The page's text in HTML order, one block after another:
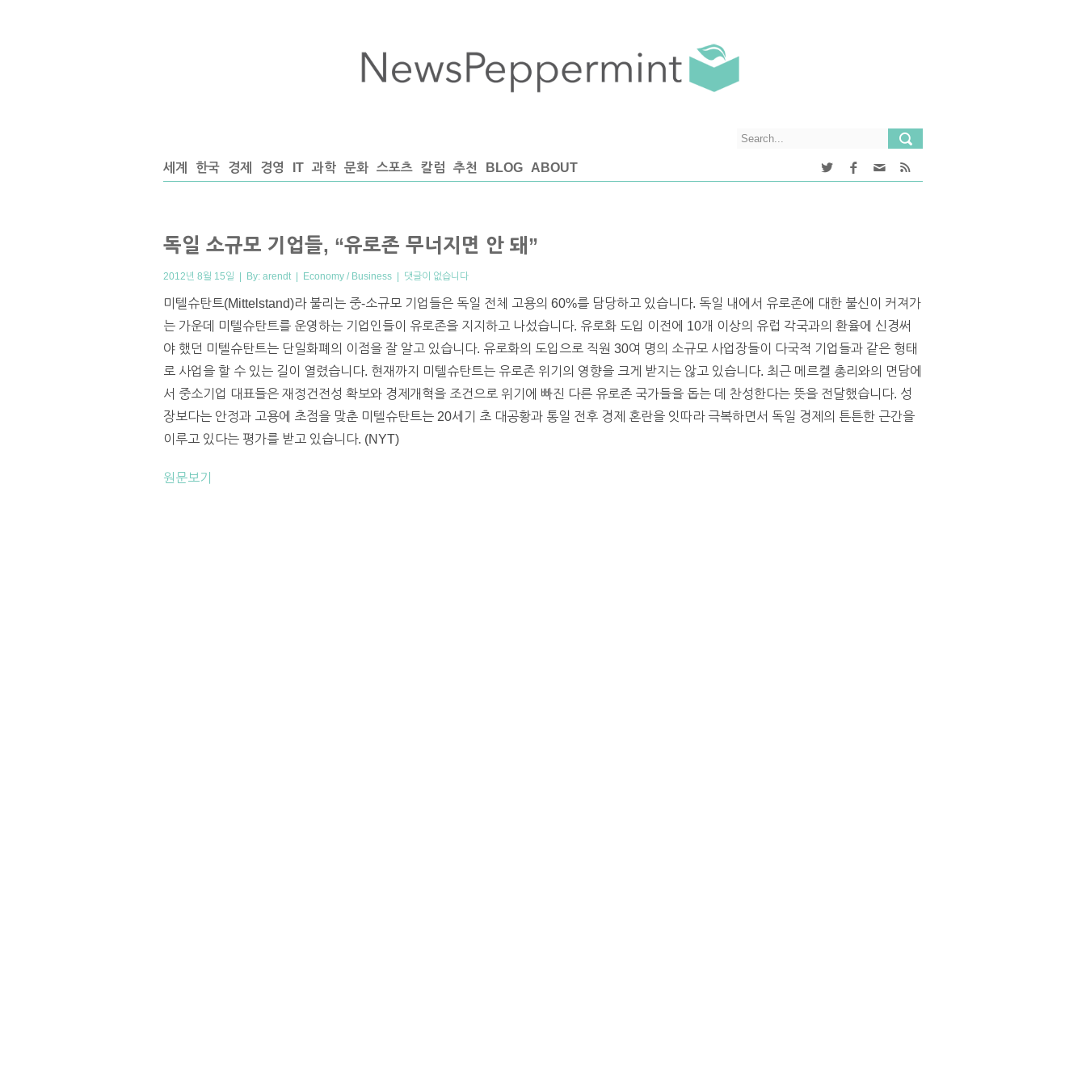
세계 한국 경제 경영 IT 과학 문화 스포츠 칼럼 추천 BLOG ABOUT
독일 소규모 기업들, “유로존 무너지면 안 돼”
2012년 8월 15일 | By: arendt| Economy / Business | 댓글이 없습니다
미텔슈탄트(Mittelstand)라 불리는 중-소규모 기업들은 독일 전체 고용의 60%를 담당하고 있습니다. 독일 내에서 유로존에 대한 불신이 커져가
는 가운데 미텔슈탄트를 운영하는 기업인들이 유로존을 지지하고 나섰습니다. 유로화 도입 이전에 10개 이상의 유럽 각국과의 환율에 신경써
야 했던 미텔슈탄트는 단일화폐의 이점을 잘 알고 있습니다. 유로화의 도입으로 직원 30여 명의 소규모 사업장들이 다국적 기업들과 같은 형태
로 사업을 할 수 있는 길이 열렸습니다. 현재까지 미텔슈탄트는 유로존 위기의 영향을 크게 받지는 않고 있습니다. 최근 메르켈 총리와의 면담에
서 중소기업 대표들은 재정건전성 확보와 경제개혁을 조건으로 위기에 빠진 다른 유로존 국가들을 돕는 데 찬성한다는 뜻을 전달했습니다. 성
장보다는 안정과 고용에 초점을 맞춘 미텔슈탄트는 20세기 초 대공황과 통일 전후 경제 혼란을 잇따라 극복하면서 독일 경제의 튼튼한 근간을
이루고 있다는 평가를 받고 있습니다. (NYT)
원문보기